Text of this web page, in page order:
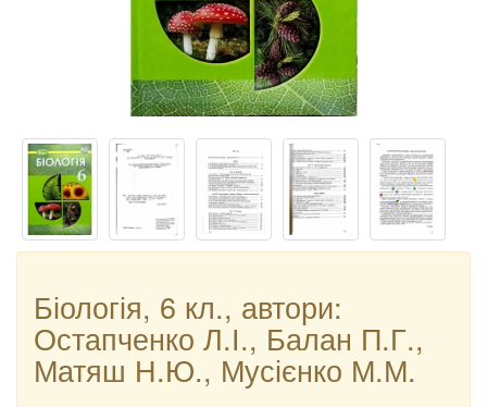
Біологія, 6 кл., автори:
Остапченко Л.І., Балан П.Г.,
Матяш Н.Ю., Мусієнко М.М.